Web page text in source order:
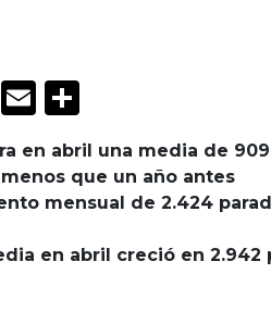
LinkedIn
Email
en abril una media de
menos que un año antes
mensual de 2.424
en abril creció en